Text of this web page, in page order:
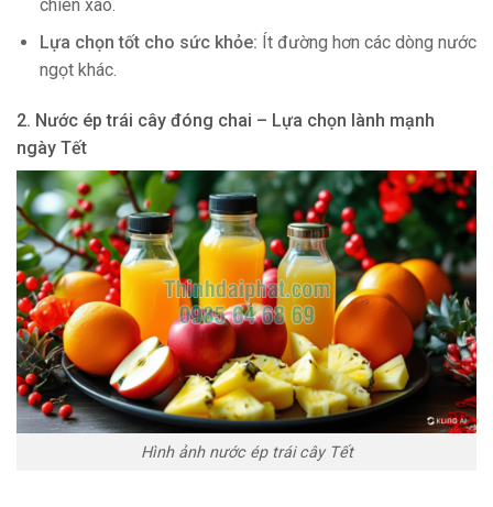
chiên xào.
Lựa chọn tốt cho sức khỏe: Ít đường hơn các dòng nước
ngọt khác.
2. Nước ép trái cây đóng chai – Lựa chọn lành mạnh
ngày Tết
Hình ảnh nước ép trái cây Tết